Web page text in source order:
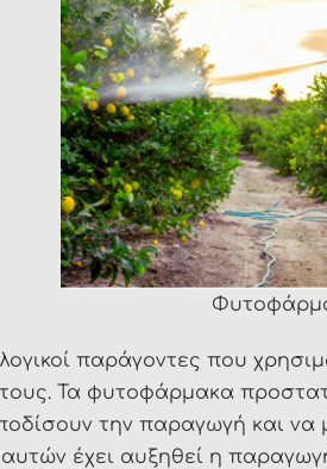
παράγοντες που
Τα φυτοφάρμακα
την παραγωγή και να
έχει αυξηθεί η